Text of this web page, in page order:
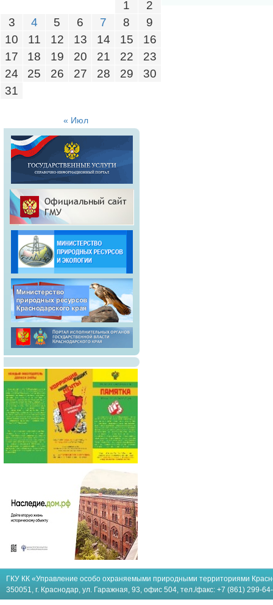
1
2
3
4 5 6 7 8
9
10
11 12 13 14 15
16
17
18 19 20 21 22
23
24
25 26 27 28 29
30
31
« Июл
ГКУ КК «Управление особо охраняемыми природными территориями
350051, г. Краснодар, ул. Гаражная, 93, офис 504, тел./факс: +7 (861) 299-